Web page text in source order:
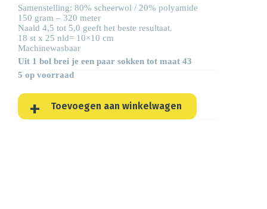
Samenstelling: 80% scheerwol / 20% polyamide
150 gram – 320 meter
Naald 4,5 tot 5,0 geeft het beste resultaat.
18 st x 25 nld= 10×10 cm
Machinewasbaar
Uit 1 bol brei je een paar sokken tot maat 43
5 op voorraad
Toevoegen aan winkelwagen